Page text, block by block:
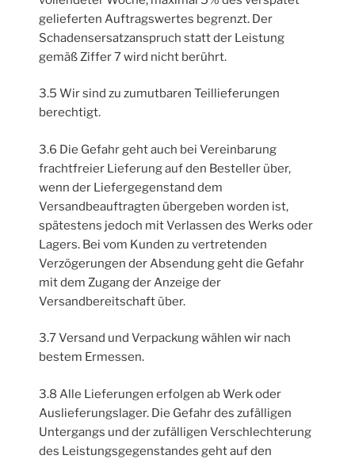
gelieferten Auftragswertes begrenzt. Der
Schadensersatzanspruch statt der Leistung
gemäß Ziffer 7 wird nicht berührt.
3.5 Wir sind zu zumutbaren Teillieferungen
berechtigt.
3.6 Die Gefahr geht auch bei Vereinbarung
frachtfreier Lieferung auf den Besteller über,
wenn der Liefergegenstand dem
Versandbeauftragten übergeben worden ist,
spätestens jedoch mit Verlassen des Werks oder
Lagers. Bei vom Kunden zu vertretenden
Verzögerungen der Absendung geht die Gefahr
mit dem Zugang der Anzeige der
Versandbereitschaft über.
3.7 Versand und Verpackung wählen wir nach
bestem Ermessen.
3.8 Alle Lieferungen erfolgen ab Werk oder
Auslieferungslager. Die Gefahr des zufälligen
Untergangs und der zufälligen Verschlechterung
des Leistungsgegenstandes geht auf den